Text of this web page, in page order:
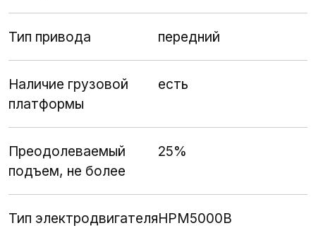
Тип привода передний
Наличие грузовой
платформы
есть
Преодолеваемый
подъем, не более
25%
Тип электродвигателяНРМ5000В